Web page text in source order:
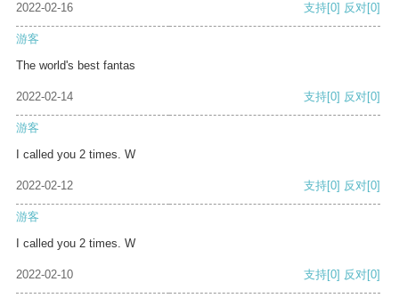
2022-02-16 支持[0] 反对[0]
游客
The world's best fantas
2022-02-14 支持[0] 反对[0]
游客
I called you 2 times. W
2022-02-12 支持[0] 反对[0]
游客
I called you 2 times. W
2022-02-10 支持[0] 反对[0]